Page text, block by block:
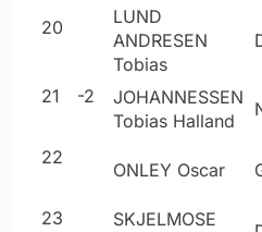
20
LUND
ANDRESEN
Tobias
21 -2
JOHANNESSEN
Tobias Halland
22
ONLEY Oscar
23
SKJELMOSE